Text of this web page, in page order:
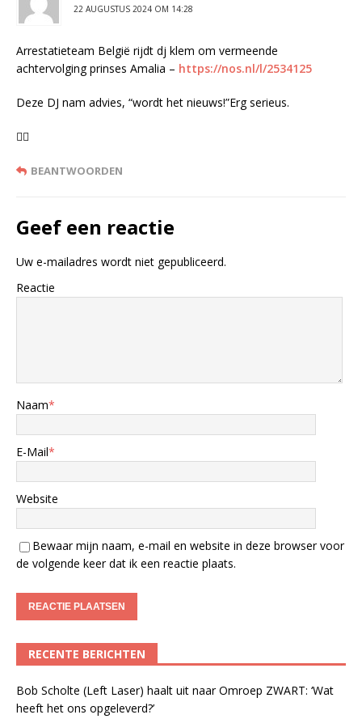
22 AUGUSTUS 2024 OM 14:28
Arrestatieteam België rijdt dj klem om vermeende
achtervolging prinses Amalia – https://nos.nl/l/2534125
Deze DJ nam advies, “wordt het nieuws!”Erg serieus.
😶‍🌫️
BEANTWOORDEN
Geef een reactie
Uw e-mailadres wordt niet gepubliceerd.
Reactie
Naam*
E-Mail*
Website
Bewaar mijn naam, e-mail en website in deze browser voor
de volgende keer dat ik een reactie plaats.
RECENTE BERICHTEN
Bob Scholte (Left Laser) haalt uit naar Omroep ZWART: ‘Wat
heeft het ons opgeleverd?’